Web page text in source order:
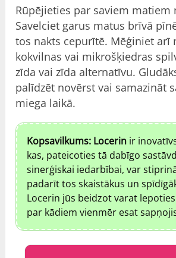
Rūpējieties par saviem matiem
Savelciet garus matus brīvā
tos nakts cepurītē. Mēģiniet arī
kokvilnas vai mikrošķiedras
zīda vai zīda alternatīvu.
palīdzēt novērst vai samazināt
miega laikā.
Kopsavilkums: Locerin ir
kas, pateicoties tā dabīgo
sinerģiskai iedarbībai, var
padarīt tos skaistākus un
Locerin jūs beidzot varat
par kādiem vienmēr esat